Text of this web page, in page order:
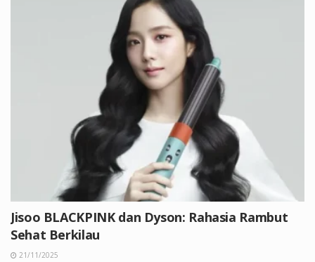
Jisoo BLACKPINK dan Dyson: Rahasia Rambut
Sehat Berkilau
21/11/2025